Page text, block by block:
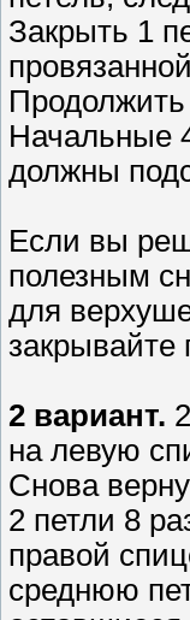
Закрыть 1
Начальные
должны
Если вы
полезным
для
закрывайте
2 вариант.
на левую
Снова
2 петли 8
правой
среднюю